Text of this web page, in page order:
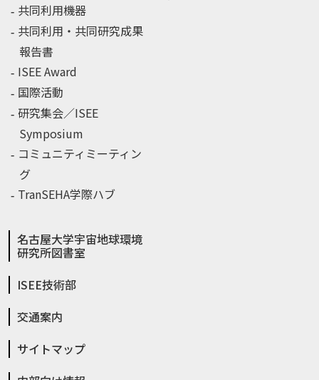
共同利用機器
共同利用・共同研究成果
報告書
ISEE Award
国際活動
研究集会／ISEE
Symposium
コミュニティミーティン
グ
TranSEHA学際ハブ
名古屋大学宇宙地球環境
研究所図書室
ISEE技術部
交通案内
サイトマップ